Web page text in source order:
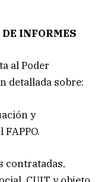
INFORMES
al Poder
detallada sobre:
y
contratadas,